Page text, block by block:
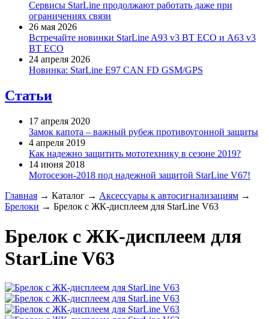
Сервисы StarLine продолжают работать даже при
ограничениях связи
26 мая 2026
Встречайте новинки StarLine A93 v3 BT ECO и A63 v3
BT ECO
24 апреля 2026
Новинка: StarLine E97 CAN FD GSM/GPS
Статьи
17 апреля 2020
Замок капота – важный рубеж противоугонной защиты
4 апреля 2019
Как надежно защитить мототехнику в сезоне 2019?
14 июня 2018
Мотосезон-2018 под надежной защитой StarLine V67!
Главная → Каталог → Аксессуары к автосигнализациям →
Брелоки → Брелок с ЖК-дисплеем для StarLine V63
Брелок с ЖК-дисплеем для
StarLine V63